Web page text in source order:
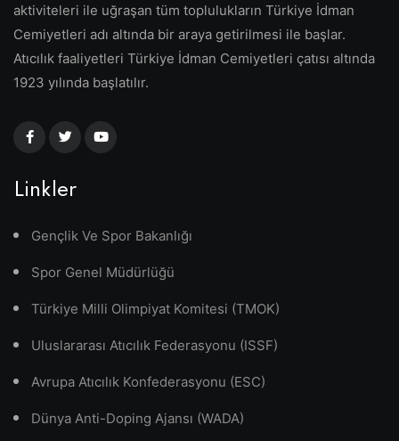
aktiviteleri ile uğraşan tüm toplulukların Türkiye İdman
Cemiyetleri adı altında bir araya getirilmesi ile başlar.
Atıcılık faaliyetleri Türkiye İdman Cemiyetleri çatısı altında
1923 yılında başlatılır.
Linkler
Gençlik Ve Spor Bakanlığı
Spor Genel Müdürlüğü
Türkiye Milli Olimpiyat Komitesi (TMOK)
Uluslararası Atıcılık Federasyonu (ISSF)
Avrupa Atıcılık Konfederasyonu (ESC)
Dünya Anti-Doping Ajansı (WADA)